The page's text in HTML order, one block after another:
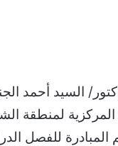
السيد أحمد
المركزية لمنطقة
المبادرة للفصل